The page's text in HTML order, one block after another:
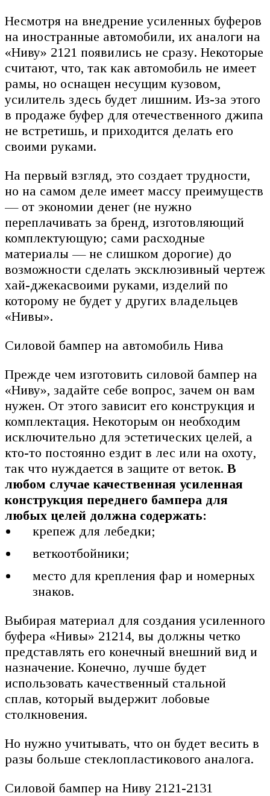
Несмотря на внедрение усиленных буферов
на иностранные автомобили, их аналоги на
«Ниву» 2121 появились не сразу. Некоторые
считают, что, так как автомобиль не имеет
рамы, но оснащен несущим кузовом,
усилитель здесь будет лишним. Из-за этого
в продаже буфер для отечественного джипа
не встретишь, и приходится делать его
своими руками.
На первый взгляд, это создает трудности,
но на самом деле имеет массу преимуществ
— от экономии денег (не нужно
переплачивать за бренд, изготовляющий
комплектующую; сами расходные
материалы — не слишком дорогие) до
возможности сделать эксклюзивный чертеж
хай-джекасвоими руками, изделий по
которому не будет у других владельцев
«Нивы».
Силовой бампер на автомобиль Нива
Прежде чем изготовить силовой бампер на
«Ниву», задайте себе вопрос, зачем он вам
нужен. От этого зависит его конструкция и
комплектация. Некоторым он необходим
исключительно для эстетических целей, а
кто-то постоянно ездит в лес или на охоту,
так что нуждается в защите от веток. В
любом случае качественная усиленная
конструкция переднего бампера для
любых целей должна содержать:
крепеж для лебедки;
веткоотбойники;
место для крепления фар и номерных
знаков.
Выбирая материал для создания усиленного
буфера «Нивы» 21214, вы должны четко
представлять его конечный внешний вид и
назначение. Конечно, лучше будет
использовать качественный стальной
сплав, который выдержит лобовые
столкновения.
Но нужно учитывать, что он будет весить в
разы больше стеклопластикового аналога.
Силовой бампер на Ниву 2121-2131